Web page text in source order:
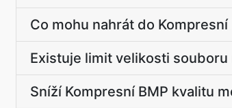
Co mohu nahrát do Kompresní
Existuje limit velikosti souboru
Sníží Kompresní BMP kvalitu